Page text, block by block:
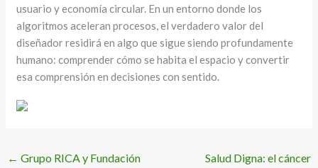
usuario y economía circular. En un entorno donde los
algoritmos aceleran procesos, el verdadero valor del
diseñador residirá en algo que sigue siendo profundamente
humano: comprender cómo se habita el espacio y convertir
esa comprensión en decisiones con sentido.
← Grupo RICA y Fundación
Salud Digna: el cáncer